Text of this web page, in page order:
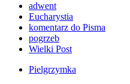
adwent
Eucharystia
komentarz do Pisma
pogrzeb
Wielki Post
Pielgrzymka